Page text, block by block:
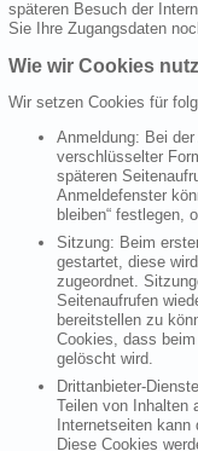
späteren Besuch der
Sie Ihre Zugangsdaten
Wie wir Cookies
Wir setzen Cookies für
Anmeldung: Bei
verschlüsselter
späteren
Anmeldefenster
bleiben“ festlegen,
Sitzung: Beim
gestartet, diese
zugeordnet.
Seitenaufrufen
bereitstellen zu
Cookies, dass
gelöscht wird.
Drittanbieter-
Teilen von Inhalten
Internetseiten
Diese Cookies